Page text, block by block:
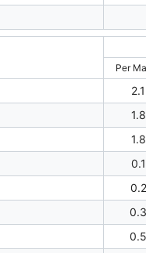
Per
2.1
1.8
1.8
0.1
0.2
0.3
0.5